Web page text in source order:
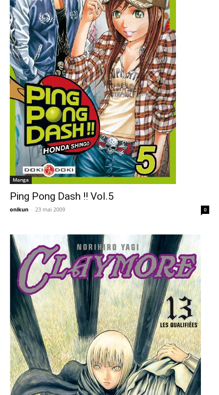
Manga
Ping Pong Dash !! Vol.5
onikun - 23 mai 2009 0